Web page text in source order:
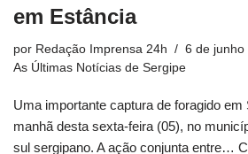
em Estância
por Redação Imprensa 24h
6 de junho
As Últimas Notícias de Sergipe
Uma importante captura de foragido em
manhã desta sexta-feira (05), no
sul sergipano. A ação conjunta entre…